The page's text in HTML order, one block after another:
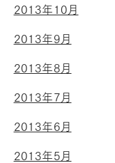
2013年10月
2013年9月
2013年8月
2013年7月
2013年6月
2013年5月